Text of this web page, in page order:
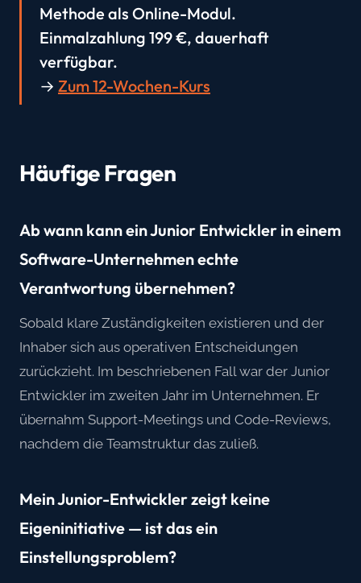
Methode als Online-Modul.
Einmalzahlung 199 €, dauerhaft
verfügbar.
→ Zum 12-Wochen-Kurs
Häufige Fragen
Ab wann kann ein Junior Entwickler in einem
Software-Unternehmen echte
Verantwortung übernehmen?
Sobald klare Zuständigkeiten existieren und der
Inhaber sich aus operativen Entscheidungen
zurückzieht. Im beschriebenen Fall war der Junior
Entwickler im zweiten Jahr im Unternehmen. Er
übernahm Support-Meetings und Code-Reviews,
nachdem die Teamstruktur das zuließ.
Mein Junior-Entwickler zeigt keine
Eigeninitiative — ist das ein
Einstellungsproblem?